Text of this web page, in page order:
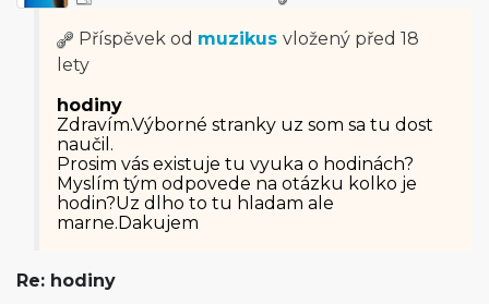
Příspěvek od muzikus vložený před 18
lety
hodiny
Zdravím.Výborné stranky uz som sa tu dost
naučil.
Prosim vás existuje tu vyuka o hodinách?
Myslím tým odpovede na otázku kolko je
hodin?Uz dlho to tu hladam ale
marne.Dakujem
Re: hodiny